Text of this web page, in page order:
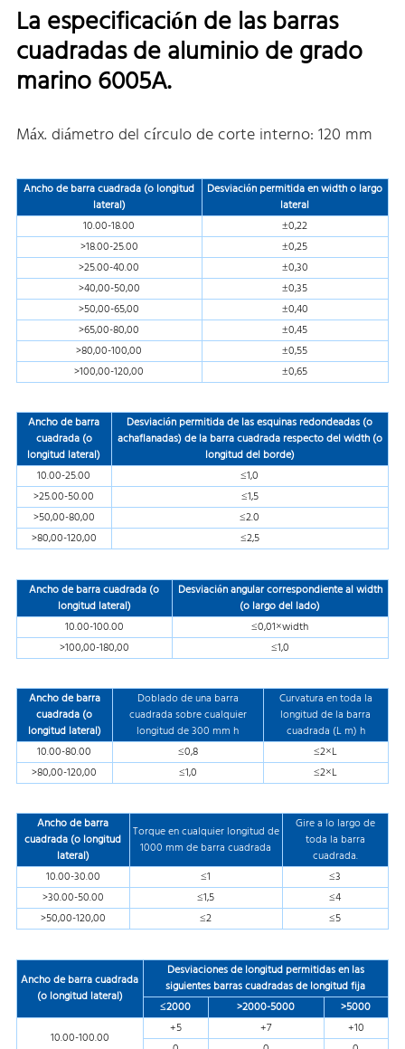
La especificación de las barras
cuadradas de aluminio de grado
marino 6005A.
Máx. diámetro del círculo de corte interno: 120 mm
Ancho de barra cuadrada (o longitud
lateral)
Desviación permitida en width o largo
lateral
10.00-18.00
±0,22
>18.00-25.00
±0,25
>25.00-40.00
±0,30
>40,00-50,00
±0,35
>50,00-65,00
±0,40
>65,00-80,00
±0,45
>80,00-100,00
±0,55
>100,00-120,00
±0,65
Ancho de barra
cuadrada (o
longitud lateral)
Desviación permitida de las esquinas redondeadas (o
achaflanadas) de la barra cuadrada respecto del width (o
longitud del borde)
10.00-25.00
≤1,0
>25.00-50.00
≤1,5
>50,00-80,00
≤2.0
>80,00-120,00
≤2,5
Ancho de barra cuadrada (o
longitud lateral)
Desviación angular correspondiente al width
(o largo del lado)
10.00-100.00
≤0,01×width
>100,00-180,00
≤1,0
Ancho de barra
cuadrada (o
longitud lateral)
Doblado de una barra
cuadrada sobre cualquier
longitud de 300 mm h
Curvatura en toda la
longitud de la barra
cuadrada (L m) h
10.00-80.00
≤0,8
≤2×L
>80,00-120,00
≤1,0 ≤2×L
Ancho de barra
cuadrada (o longitud
lateral)
Torque en cualquier longitud de
1000 mm de barra cuadrada
Gire a lo largo de
toda la barra
cuadrada.
10.00-30.00
≤1
≤3
>30.00-50.00
≤1,5
≤4
>50,00-120,00
≤2 ≤5
Ancho de barra cuadrada
(o longitud lateral)
Desviaciones de longitud permitidas en las
siguientes barras cuadradas de longitud fija
≤2000
>2000-5000
>5000
10.00-100.00
+5 +7
+10